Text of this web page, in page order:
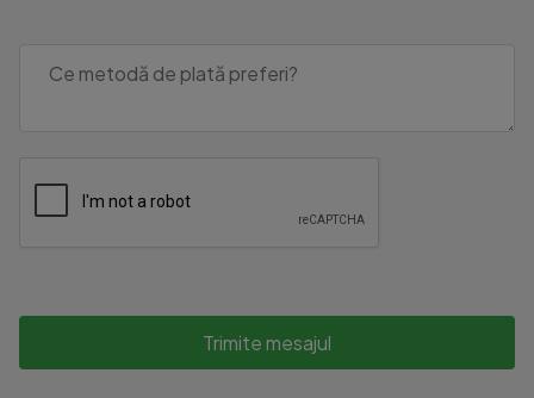
Trimite mesajul